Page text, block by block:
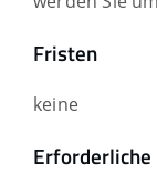
Fristen
keine